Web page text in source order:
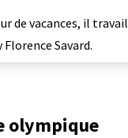
de vacances, il
Savard.
olympique